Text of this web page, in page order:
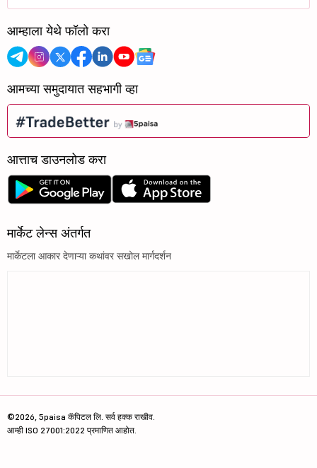
आम्हाला येथे फॉलो करा
आमच्या समुदायात सहभागी व्हा
आत्ताच डाउनलोड करा
मार्केट लेन्स अंतर्गत
मार्केटला आकार देणाऱ्या कथांवर सखोल मार्गदर्शन
©2026, 5paisa कॅपिटल लि. सर्व हक्क राखीव.
आम्ही ISO 27001:2022 प्रमाणित आहोत.